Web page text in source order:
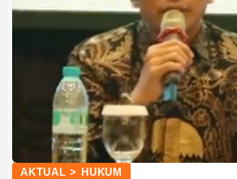
AKTUAL > HUKUM